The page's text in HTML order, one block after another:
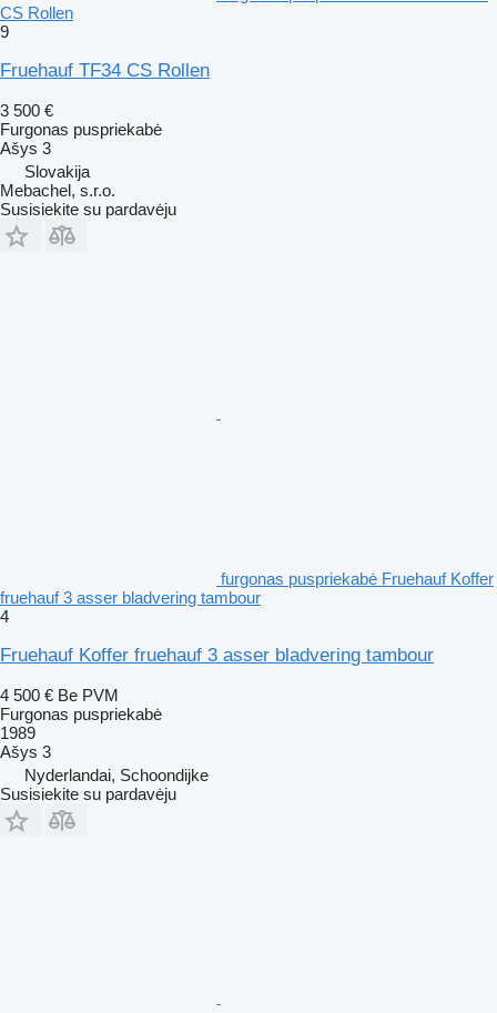
CS Rollen
9
Fruehauf TF34 CS Rollen
3 500 €
Furgonas puspriekabė
Ašys 3
Slovakija
Mebachel, s.r.o.
Susisiekite su pardavėju
furgonas puspriekabė Fruehauf Koffer
fruehauf 3 asser bladvering tambour
4
Fruehauf Koffer fruehauf 3 asser bladvering tambour
4 500 € Be PVM
Furgonas puspriekabė
1989
Ašys 3
Nyderlandai, Schoondijke
Susisiekite su pardavėju